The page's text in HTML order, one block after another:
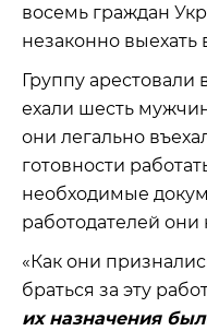
восемь граждан
незаконно выехать
Группу арестовали
ехали шесть
они легально
готовности
необходимые
работодателей они
«Как они
браться за эту
их назначения